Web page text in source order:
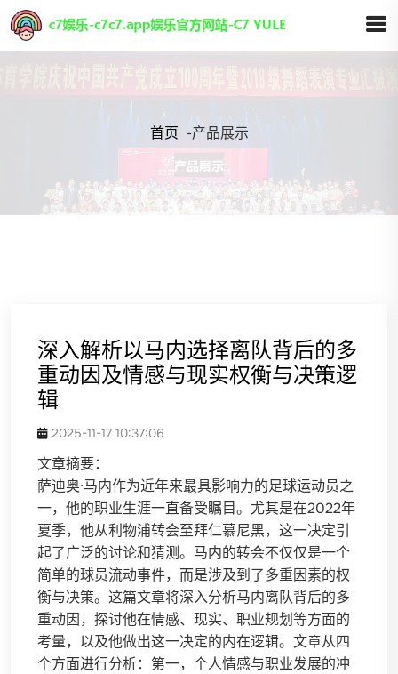
首页 -产品展示
深入解析以马内选择离队背后的多
重动因及情感与现实权衡与决策逻
辑
2025-11-17 10:37:06
文章摘要：
萨迪奥·马内作为近年来最具影响力的足球运动员之
一，他的职业生涯一直备受瞩目。尤其是在2022年
夏季，他从利物浦转会至拜仁慕尼黑，这一决定引
起了广泛的讨论和猜测。马内的转会不仅仅是一个
简单的球员流动事件，而是涉及到了多重因素的权
衡与决策。这篇文章将深入分析马内离队背后的多
重动因，探讨他在情感、现实、职业规划等方面的
考量，以及他做出这一决定的内在逻辑。文章从四
个方面进行分析：第一，个人情感与职业发展的冲